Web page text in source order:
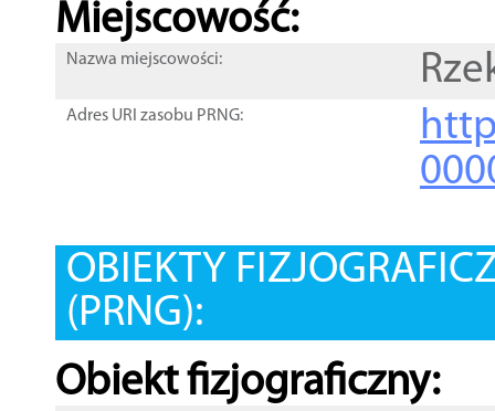
Miejscowość:
Nazwa miejscowości:
Adres URI zasobu PRNG:
OBIEKTY
(PRNG):
Obiekt fizjograficzny: